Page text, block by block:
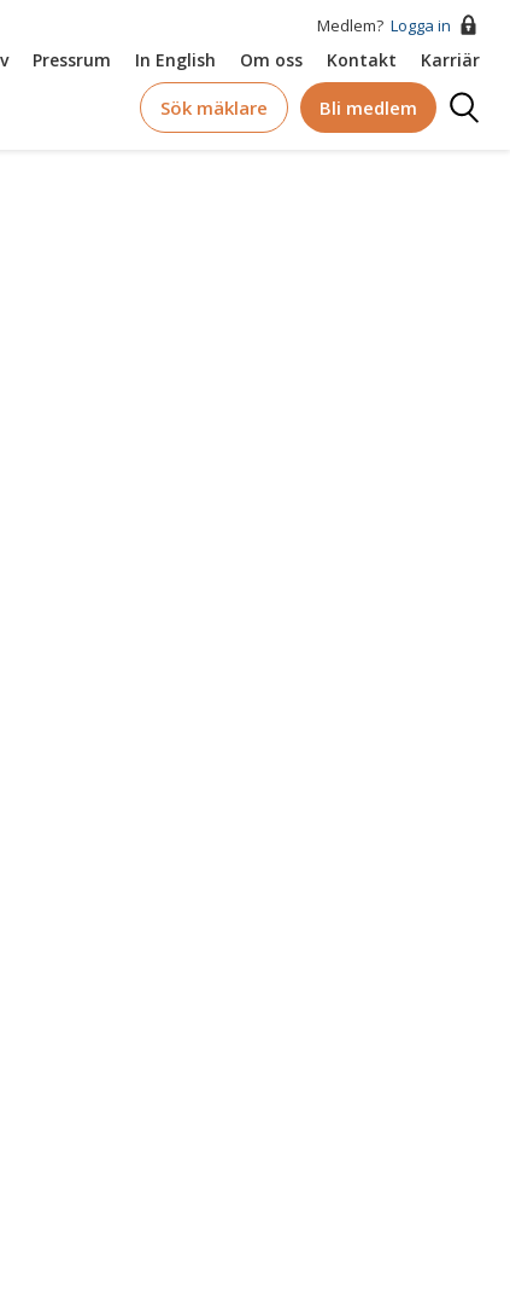
Medlem? Logga in
Pressrum In English Om oss Kontakt Karriär
Sök mäklare Bli medlem
Logga